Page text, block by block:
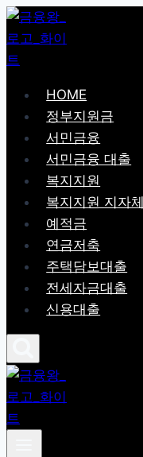
Skip
to
content
HOME
정부지원금
서민금융
서민금융 대출
복지지원
복지지원 지자체
예적금
연금저축
주택담보대출
전세자금대출
신용대출